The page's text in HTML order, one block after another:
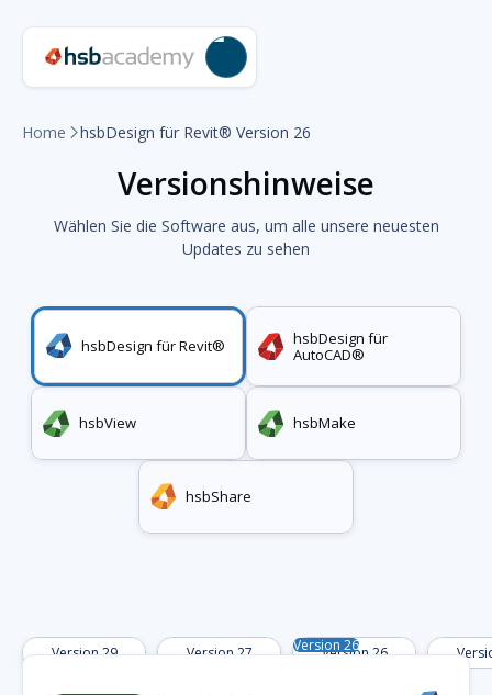
Home hsbDesign für Revit® Version 26
Versionshinweise
Wählen Sie die Software aus, um alle unsere neuesten
Updates zu sehen
hsbDesign für Revit®
hsbDesign für
AutoCAD®
hsbView hsbMake
hsbShare
Version 29 Version 27 Version 26
Version 26